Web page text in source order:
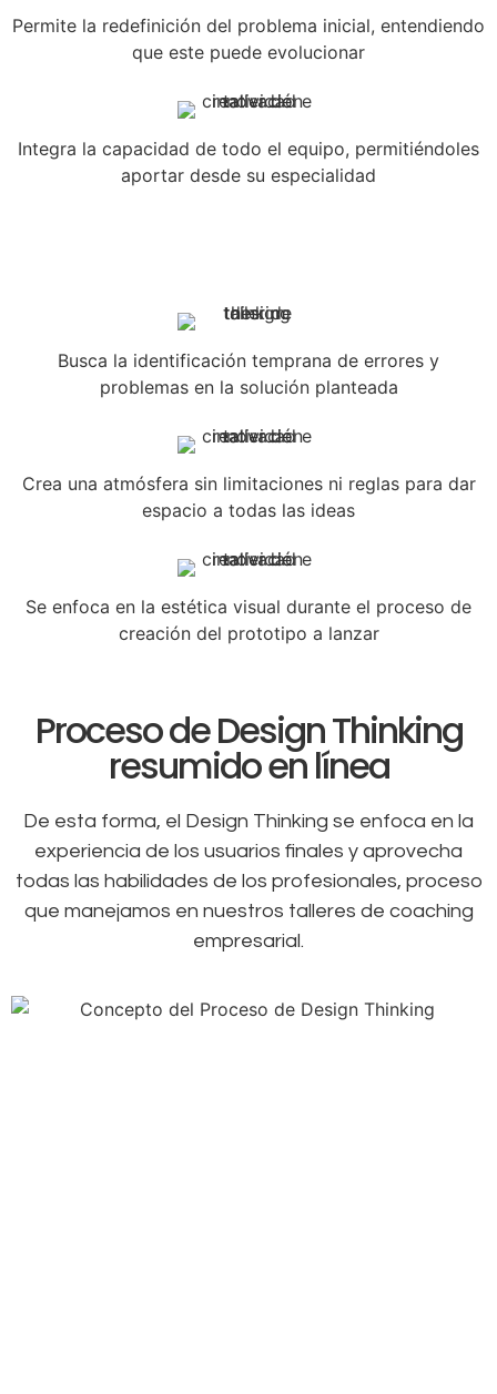
Permite la redefinición del problema inicial, entendiendo
que este puede evolucionar
Integra la capacidad de todo el equipo, permitiéndoles
aportar desde su especialidad
Busca la identificación temprana de errores y
problemas en la solución planteada
Crea una atmósfera sin limitaciones ni reglas para dar
espacio a todas las ideas
Se enfoca en la estética visual durante el proceso de
creación del prototipo a lanzar
Proceso de Design Thinking
resumido en línea
De esta forma, el Design Thinking se enfoca en la
experiencia de los usuarios finales y aprovecha
todas las habilidades de los profesionales, proceso
que manejamos en nuestros talleres de coaching
empresarial .